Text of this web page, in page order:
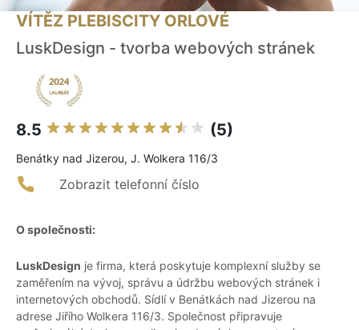
VÍTĚZ PLEBISCITY ORLOVÉ
LuskDesign - tvorba webových stránek
8.5 (5)
Benátky nad Jizerou, J. Wolkera 116/3
Zobrazit telefonní číslo
O společnosti:
LuskDesign je firma, která poskytuje komplexní služby se
zaměřením na vývoj, správu a údržbu webových stránek i
internetových obchodů. Sídlí v Benátkách nad Jizerou na
adrese Jiřího Wolkera 116/3. Společnost připravuje